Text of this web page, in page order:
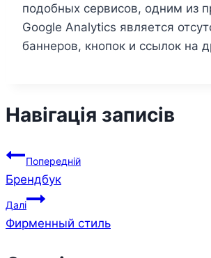
подобных сервисов, одним из
Google Analytics является
баннеров, кнопок и ссылок на
Навігація записів
Попередній
Брендбук
Далі
Фирменный стиль